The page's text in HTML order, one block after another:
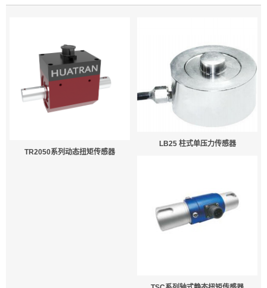
TR2050系列动态扭矩传感器
LB25 柱式单压力传感器